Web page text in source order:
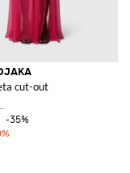
cut-out
-35%